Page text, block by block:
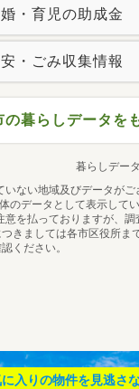
・育児の助成金
・ごみ収集情報
の暮らしデータを
暮らしデー
いない地域及びデータが
のデータとして表示してい
意を払っておりますが、
きましては各市区役所ま
ください。
入りの物件を見逃さ